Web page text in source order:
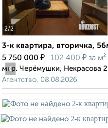
2/2
3-к квартира, вторичка,
5 750 000 ₽ 102 400 ₽ за м²
мкр. Черёмушки, Некрасова
Агентство, 08.08.2026
‹